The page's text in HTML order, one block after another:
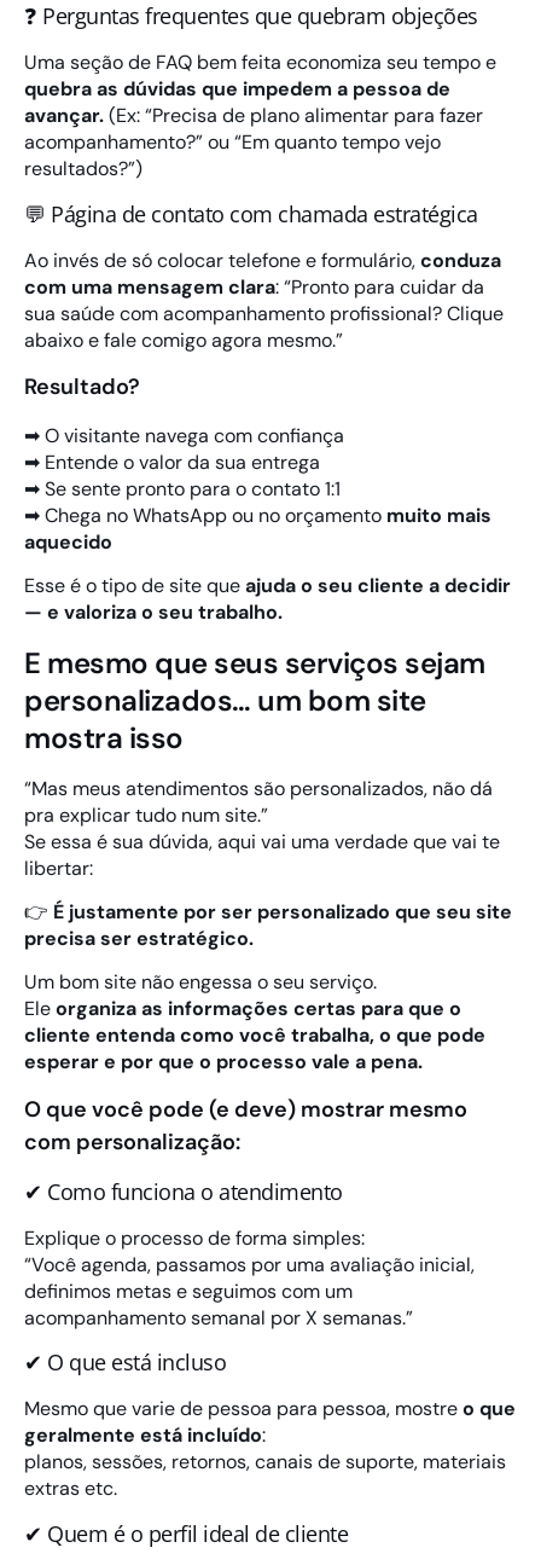
❓ Perguntas frequentes que quebram objeções
Uma seção de FAQ bem feita economiza seu tempo e
quebra as dúvidas que impedem a pessoa de
avançar.(Ex: “Precisa de plano alimentar para fazer
acompanhamento?” ou “Em quanto tempo vejo
resultados?”)
💬 Página de contato com chamada estratégica
Ao invés de só colocar telefone e formulário,conduza
com uma mensagem clara: “Pronto para cuidar da
sua saúde com acompanhamento profissional? Clique
abaixo e fale comigo agora mesmo.”
Resultado?
➡ O visitante navega com confiança
➡ Entende o valor da sua entrega
➡ Se sente pronto para o contato 1:1
➡ Chega no WhatsApp ou no orçamento muito mais
aquecido
Esse é o tipo de site queajuda o seu cliente a decidir
— e valoriza o seu trabalho.
E mesmo que seus serviços sejam
personalizados… um bom site
mostra isso
“Mas meus atendimentos são personalizados, não dá
pra explicar tudo num site.”
Se essa é sua dúvida, aqui vai uma verdade que vai te
libertar:
👉 É justamente por ser personalizado que seu site
precisa ser estratégico.
Um bom site não engessa o seu serviço.
Eleorganiza as informações certas para que o
cliente entenda como você trabalha, o que pode
esperar e por que o processo vale a pena.
O que você pode (e deve) mostrar mesmo
com personalização:
✔ Como funciona o atendimento
Explique o processo de forma simples:
“Você agenda, passamos por uma avaliação inicial,
definimos metas e seguimos com um
acompanhamento semanal por X semanas.”
✔ O que está incluso
Mesmo que varie de pessoa para pessoa, mostreo que
geralmente está incluído:
planos, sessões, retornos, canais de suporte, materiais
extras etc.
✔ Quem é o perfil ideal de cliente